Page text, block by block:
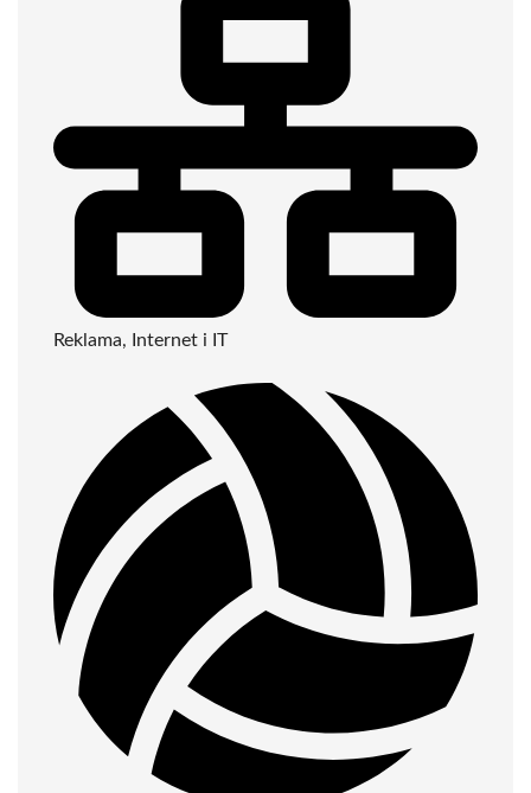
Reklama, Internet i IT